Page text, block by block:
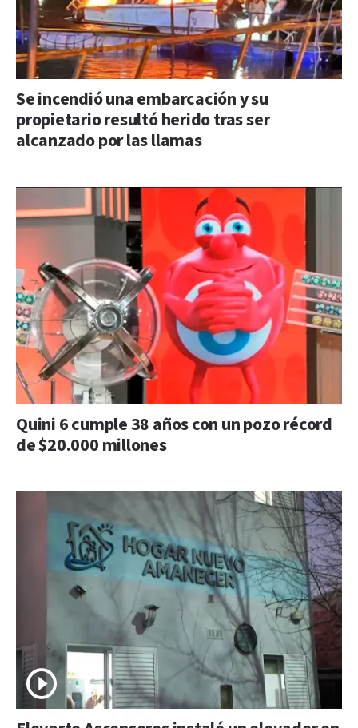
Se incendió una embarcación y su
propietario resultó herido tras ser
alcanzado por las llamas
Quini 6 cumple 38 años con un pozo récord
de $20.000 millones